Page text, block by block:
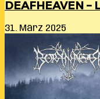
DEAFHEAVEN
31. März 2025